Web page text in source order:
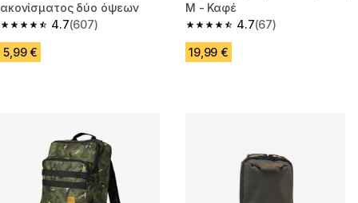
ακονίσματος δύο όψεων
4.7
4.7 out of 5 stars from 607 reviews
(607)
5,99 €
M - Καφέ
4.7
4.7 out of 5 stars from 67
(67)
19,99 €